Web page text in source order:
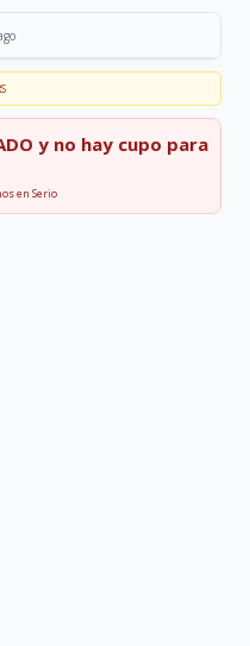
y no hay cupo para
en Serio